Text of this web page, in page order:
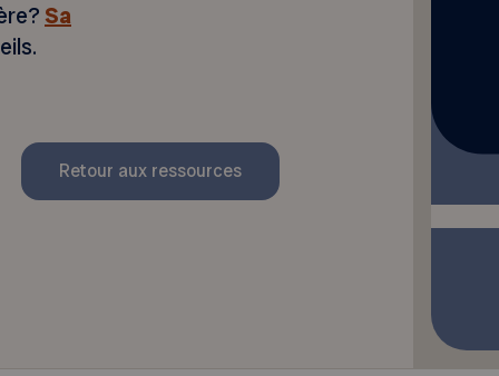
Sa
Retour aux ressources